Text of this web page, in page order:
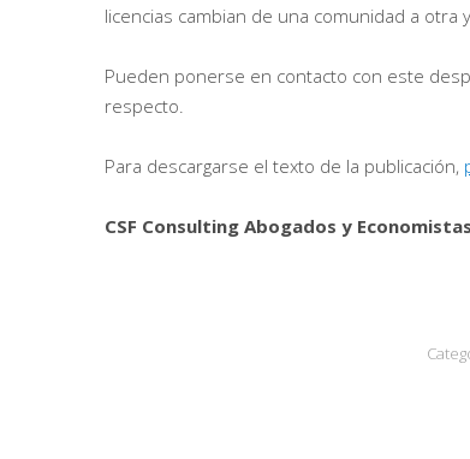
licencias cambian de una comunidad a otra
Pueden ponerse en contacto con este
respecto.
Para descargarse el texto de la publicación,
CSF Consulting Abogados y